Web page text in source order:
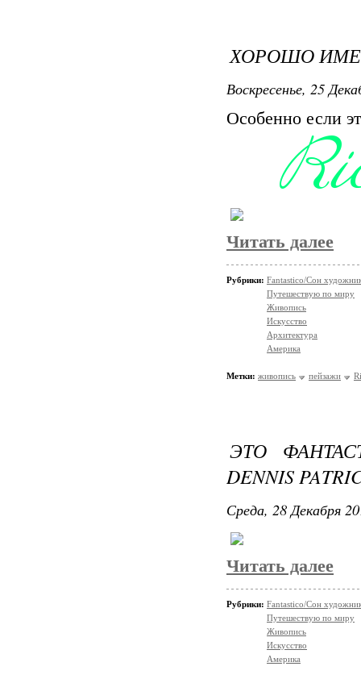
ХОРОШО
Воскресенье, 25
Особенно если
Читать далее
Рубрики: Fantastico/Сон
Путешествую по миру
Живопись
Искусство
Архитектура
Америка
Метки: живопись пейзажи
ЭТО
DENNIS
Среда, 28 Декабря
Читать далее
Рубрики: Fantastico/Сон
Путешествую по миру
Живопись
Искусство
Америка